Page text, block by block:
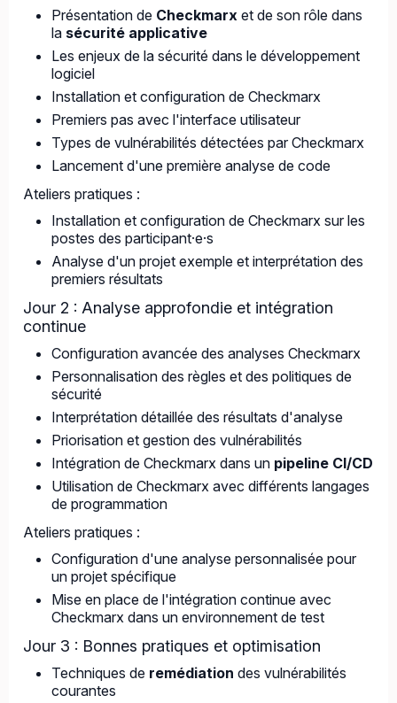
Présentation de Checkmarx et de son rôle dans
la sécurité applicative
Les enjeux de la sécurité dans le développement
logiciel
Installation et configuration de Checkmarx
Premiers pas avec l'interface utilisateur
Types de vulnérabilités détectées par Checkmarx
Lancement d'une première analyse de code
Ateliers pratiques :
Installation et configuration de Checkmarx sur les
postes des participant·e·s
Analyse d'un projet exemple et interprétation des
premiers résultats
Jour 2 : Analyse approfondie et intégration
continue
Configuration avancée des analyses Checkmarx
Personnalisation des règles et des politiques de
sécurité
Interprétation détaillée des résultats d'analyse
Priorisation et gestion des vulnérabilités
Intégration de Checkmarx dans un pipeline CI/CD
Utilisation de Checkmarx avec différents langages
de programmation
Ateliers pratiques :
Configuration d'une analyse personnalisée pour
un projet spécifique
Mise en place de l'intégration continue avec
Checkmarx dans un environnement de test
Jour 3 : Bonnes pratiques et optimisation
Techniques de remédiation des vulnérabilités
courantes